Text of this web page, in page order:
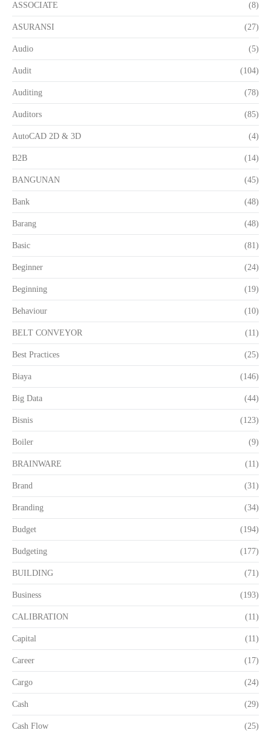
ASSOCIATE (8)
ASURANSI (27)
Audio (5)
Audit (104)
Auditing (78)
Auditors (85)
AutoCAD 2D & 3D (4)
B2B (14)
BANGUNAN (45)
Bank (48)
Barang (48)
Basic (81)
Beginner (24)
Beginning (19)
Behaviour (10)
BELT CONVEYOR (11)
Best Practices (25)
Biaya (146)
Big Data (44)
Bisnis (123)
Boiler (9)
BRAINWARE (11)
Brand (31)
Branding (34)
Budget (194)
Budgeting (177)
BUILDING (71)
Business (193)
CALIBRATION (11)
Capital (11)
Career (17)
Cargo (24)
Cash (29)
Cash Flow (25)